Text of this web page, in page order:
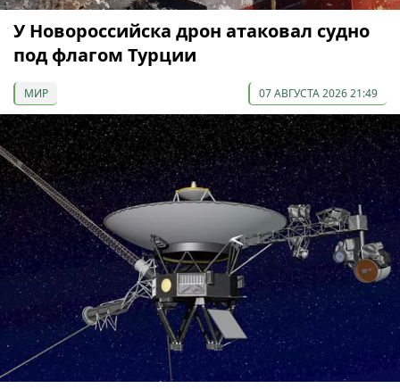
У Новороссийска дрон атаковал судно
под флагом Турции
МИР 07 АВГУСТА 2026 21:49